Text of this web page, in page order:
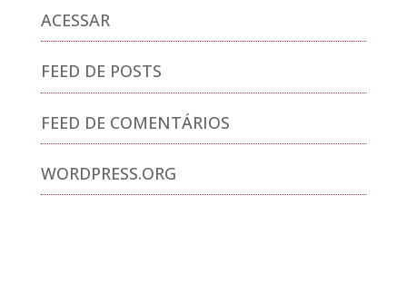
ACESSAR
FEED DE POSTS
FEED DE COMENTÁRIOS
WORDPRESS.ORG